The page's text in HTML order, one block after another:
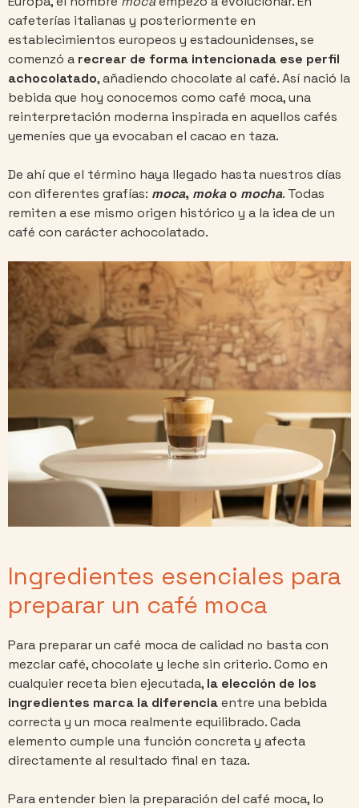
cafeterías italianas y posteriormente en
establecimientos europeos y estadounidenses, se
comenzó a recrear de forma intencionada ese perfil
achocolatado, añadiendo chocolate al café. Así nació la
bebida que hoy conocemos como café moca, una
reinterpretación moderna inspirada en aquellos cafés
yemeníes que ya evocaban el cacao en taza.
De ahí que el término haya llegado hasta nuestros días
con diferentes grafías: moca, mokao mocha. Todas
remiten a ese mismo origen histórico y a la idea de un
café con carácter achocolatado.
Ingredientes esenciales para
preparar un café moca
Para preparar un café moca de calidad no basta con
mezclar café, chocolate y leche sin criterio. Como en
cualquier receta bien ejecutada, la elección de los
ingredientes marca la diferenciaentre una bebida
correcta y un moca realmente equilibrado. Cada
elemento cumple una función concreta y afecta
directamente al resultado final en taza.
Para entender bien la preparación del café moca, lo